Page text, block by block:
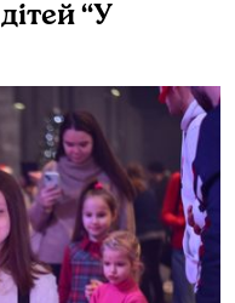
“У